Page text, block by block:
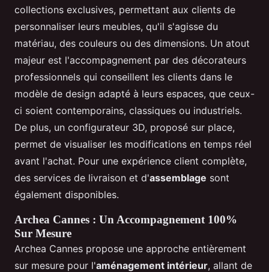
collections exclusives, permettant aux clients de
personnaliser leurs meubles, qu'il s'agisse du
matériau, des couleurs ou des dimensions. Un atout
majeur est l'accompagnement par des décorateurs
professionnels qui conseillent les clients dans le
modèle de design adapté à leurs espaces, que ceux-
ci soient contemporains, classiques ou industriels.
De plus, un configurateur 3D, proposé sur place,
permet de visualiser les modifications en temps réel
avant l'achat. Pour une expérience client complète,
des services de livraison et d'assemblage sont
également disponibles.
Archea Cannes : Un Accompagnement 100%
Sur Mesure
Archea Cannes propose une approche entièrement
sur mesure pour l'aménagement intérieur, allant de